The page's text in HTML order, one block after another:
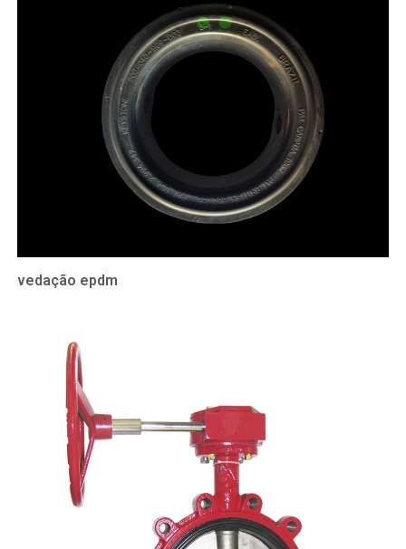
vedação epdm